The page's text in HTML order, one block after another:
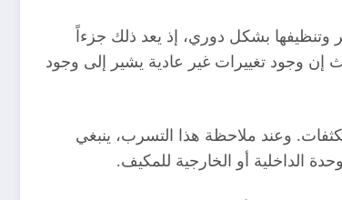
وتنظيفها بشكل دوري، إذ يعد ذلك جزءاً
إن وجود تغييرات غير عادية يشير إلى وجود
وعند ملاحظة هذا التسرب، ينبغي
الداخلية أو الخارجية للمكيف.